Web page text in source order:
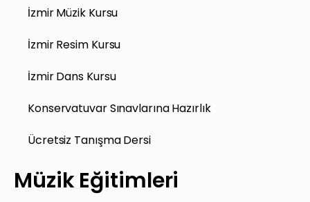
İzmir Müzik Kursu
İzmir Resim Kursu
İzmir Dans Kursu
Konservatuvar Sınavlarına Hazırlık
Ücretsiz Tanışma Dersi
Müzik Eğitimleri